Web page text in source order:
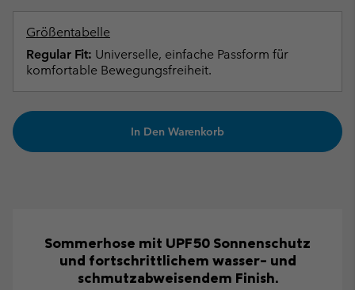
Größentabelle
Regular Fit: Universelle, einfache Passform für
komfortable Bewegungsfreiheit.
In Den Warenkorb
Sommerhose mit UPF50 Sonnenschutz
und fortschrittlichem wasser- und
schmutzabweisendem Finish.